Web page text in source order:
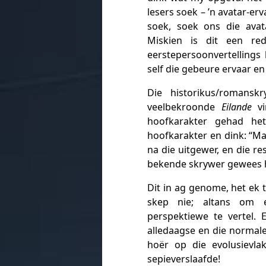
lesers soek – ’n avatar-
soek, soek ons die
Miskien is dit een
self die gebeure ervaar
Die historikus/
veelbekroonde Eilande
hoofkarakter gehad
hoofkarakter en dink:
na die uitgewer, en die
bekende skrywer gewees
Dit in ag genome, het ek
skep nie; altans om
perspektiewe te vertel.
alledaagse en die
hoër op die
sepieverslaafde!